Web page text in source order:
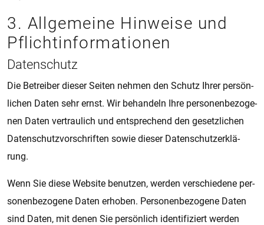
3. All­ge­mei­ne Hin­wei­se und
Pflicht­­in­for­ma­ti­o­nen
Da­ten­schutz
Die Be­trei­ber die­ser Sei­ten neh­men den Schutz Ihrer per­sön­
li­chen Daten sehr ernst. Wir be­han­deln Ihre per­so­nen­be­zo­ge­
nen Daten ver­trau­lich und ent­spre­chend den ge­setz­li­chen
Da­ten­schutz­vor­schrif­ten sowie die­ser Da­ten­schut­z­er­klä­
rung.
Wenn Sie diese Web­si­te be­nut­zen, wer­den ver­schie­de­ne per­
so­nen­be­zo­ge­ne Daten er­ho­ben. Per­so­nen­be­zo­ge­ne Daten
sind Daten, mit denen Sie per­sön­lich iden­ti­fi­ziert wer­den